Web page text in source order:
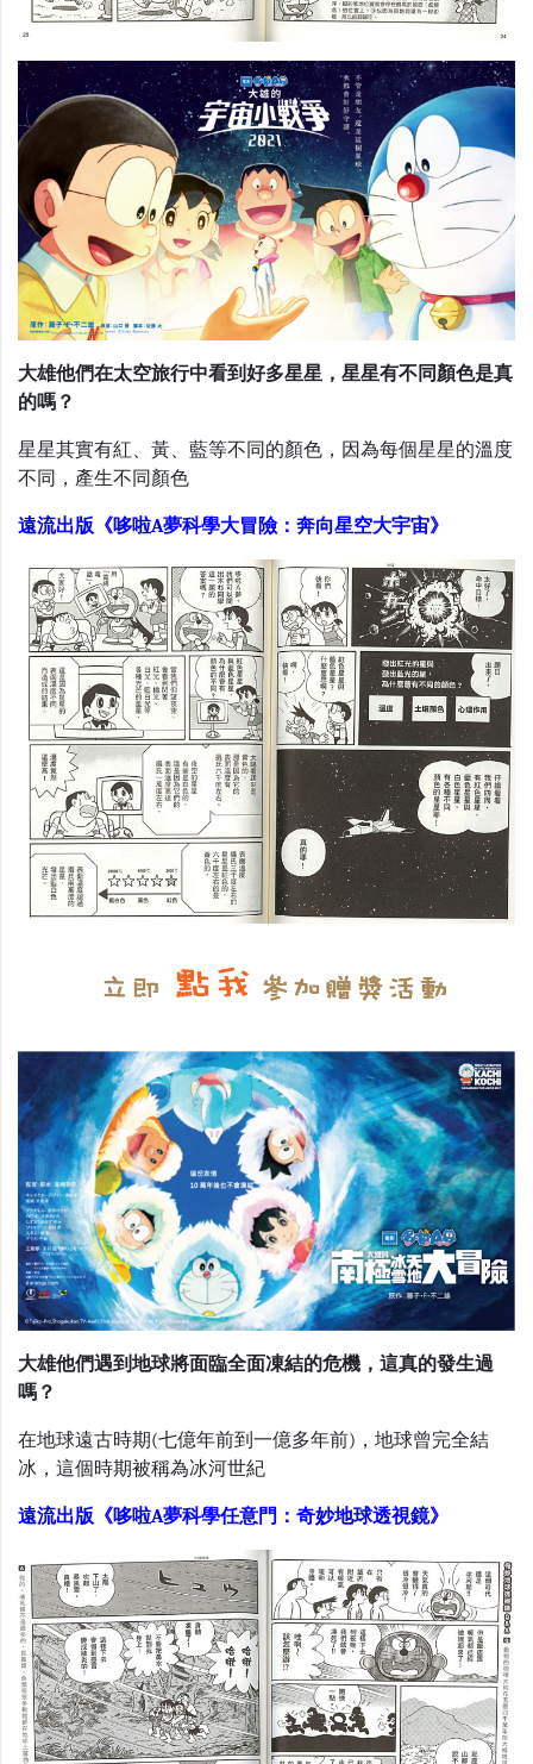
大雄他們在太空旅行中看到好多星星，星星有不同顏色是真
的嗎？
星星其實有紅、黃、藍等不同的顏色，因為每個星星的溫度
不同，產生不同顏色
遠流出版《哆啦A夢科學大冒險：奔向星空大宇宙》
大雄他們遇到地球將面臨全面凍結的危機，這真的發生過
嗎？
在地球遠古時期(七億年前到一億多年前)，地球曾完全結
冰，這個時期被稱為冰河世紀
遠流出版《哆啦A夢科學任意門：奇妙地球透視鏡》